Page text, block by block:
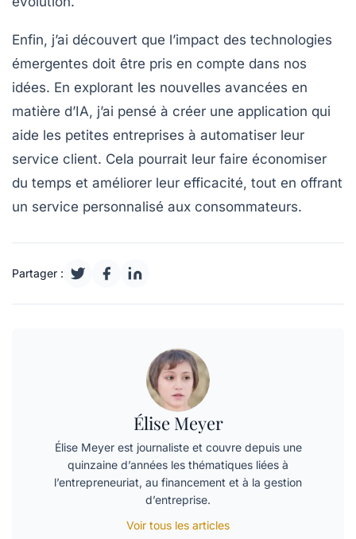
Enfin, j’ai découvert que l’impact des technologies
émergentes doit être pris en compte dans nos
idées. En explorant les nouvelles avancées en
matière d’IA, j’ai pensé à créer une application qui
aide les petites entreprises à automatiser leur
service client. Cela pourrait leur faire économiser
du temps et améliorer leur efficacité, tout en offrant
un service personnalisé aux consommateurs.
Partager :
Élise Meyer
Élise Meyer est journaliste et couvre depuis une
quinzaine d’années les thématiques liées à
l’entrepreneuriat, au financement et à la gestion
d’entreprise.
Voir tous les articles